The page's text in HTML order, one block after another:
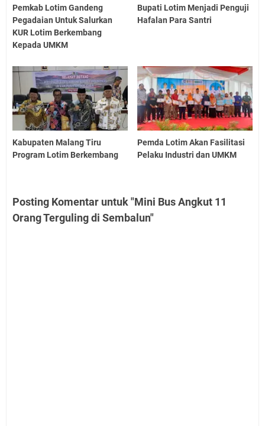
Pemkab Lotim Gandeng
Pegadaian Untuk Salurkan
KUR Lotim Berkembang
Kepada UMKM
Bupati Lotim Menjadi Penguji
Hafalan Para Santri
Kabupaten Malang Tiru
Program Lotim Berkembang
Pemda Lotim Akan Fasilitasi
Pelaku Industri dan UMKM
Posting Komentar untuk "Mini Bus Angkut 11
Orang Terguling di Sembalun"